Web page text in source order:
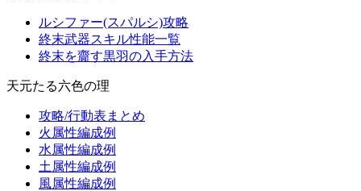
ルシファー(スパルシ)攻略
終末武器スキル性能一覧
終末を齎す黒羽の入手方法
天元たる六色の理
攻略/行動表まとめ
火属性編成例
水属性編成例
土属性編成例
風属性編成例